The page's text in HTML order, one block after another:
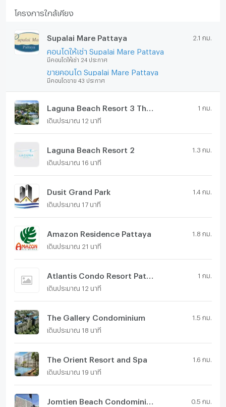
โครงการใกล้เคียง
Supalai Mare Pattaya 2.1 กม.
คอนโดให้เช่า Supalai Mare Pattaya
มีคอนโดให้เช่า 24 ประกาศ
ขายคอนโด Supalai Mare Pattaya
มีคอนโดขาย 43 ประกาศ
1 กม.
เดินประมาณ 12 นาที
Laguna Beach Resort 2 1.3 กม.
เดินประมาณ 16 นาที
Dusit Grand Park 1.4 กม.
เดินประมาณ 17 นาที
Amazon Residence Pattaya 1.8 กม.
เดินประมาณ 21 นาที
1 กม.
เดินประมาณ 12 นาที
The Gallery Condominium 1.5 กม.
เดินประมาณ 18 นาที
The Orient Resort and Spa 1.6 กม.
เดินประมาณ 19 นาที
0.5 กม.